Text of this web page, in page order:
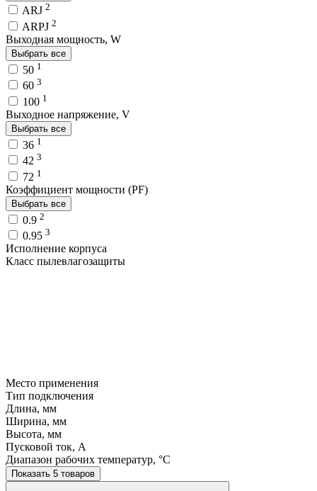
ARJ 2
ARPJ 2
Выходная мощность, W
Выбрать все
50 1
60 3
100 1
Выходное напряжение, V
Выбрать все
36 1
42 3
72 1
Коэффициент мощности (PF)
Выбрать все
0.9 2
0.95 3
Исполнение корпуса
Класс пылевлагозащиты
Место применения
Тип подключения
Длина, мм
Ширина, мм
Высота, мм
Пусковой ток, A
Диапазон рабочих температур, °C
Показать 5 товаров